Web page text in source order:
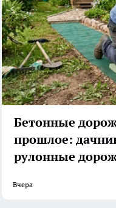
Бетонные
прошлое:
рулонные
Вчера